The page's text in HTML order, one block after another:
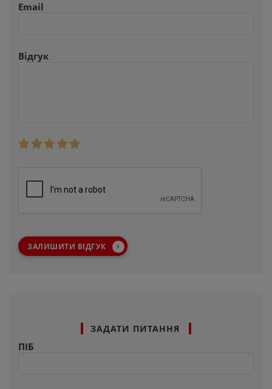
Email
Відгук
ЗАЛИШИТИ ВІДГУК
ЗАДАТИ ПИТАННЯ
ПІБ